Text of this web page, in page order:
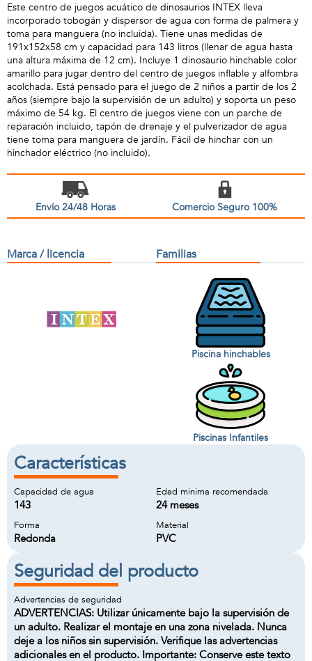
Este centro de juegos acuático de dinosaurios INTEX lleva
incorporado tobogán y dispersor de agua con forma de palmera y
toma para manguera (no incluida). Tiene unas medidas de
191x152x58 cm y capacidad para 143 litros (llenar de agua hasta
una altura máxima de 12 cm). Incluye 1 dinosaurio hinchable color
amarillo para jugar dentro del centro de juegos inflable y alfombra
acolchada. Está pensado para el juego de 2 niños a partir de los 2
años (siempre bajo la supervisión de un adulto) y soporta un peso
máximo de 54 kg. El centro de juegos viene con un parche de
reparación incluido, tapón de drenaje y el pulverizador de agua
tiene toma para manguera de jardín. Fácil de hinchar con un
hinchador eléctrico (no incluido).
Envío 24/48 Horas Comercio Seguro 100%
Marca / licencia Familias
Piscina hinchables
Piscinas Infantiles
Características
Capacidad de agua
143
Edad minima recomendada
24 meses
Forma
Redonda
Material
PVC
Seguridad del producto
Advertencias de seguridad
ADVERTENCIAS: Utilizar únicamente bajo la supervisión de
un adulto. Realizar el montaje en una zona nivelada. Nunca
deje a los niños sin supervisión. Verifique las advertencias
adicionales en el producto. Importante: Conserve este texto